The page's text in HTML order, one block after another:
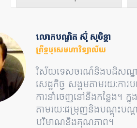
លោកបណ្ឌិត ស៊ុំ សុចិន្តា
ព្រឹទ្ធបុរសមហាវិទ្យាល័យ
វិស័យទេសចរណ៍និងបដិសណ្ឋារ
សេដ្ឋកិច្ច សង្គមតាមរយៈក
ការនាំចេញនៅនឹងកន្លែង។
តាមរយៈជម្រុញនិងបណ្តុះបណ្ត
បរិមាណនិងគុណភាព។